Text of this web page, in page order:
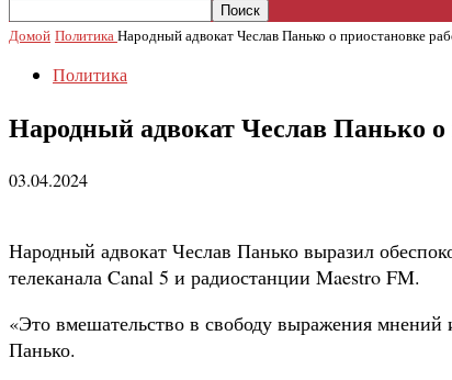
Домой ПолитикаНародный адвокат Чеслав Панько о приостановке
Политика
Народный адвокат Чеслав Панько
03.04.2024
Народный адвокат Чеслав Панько выразил
телеканала Canal 5 и радиостанции Maestro FM.
«Это вмешательство в свободу выражения
Панько.